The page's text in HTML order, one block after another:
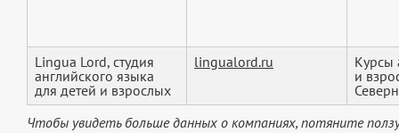
Lingua Lord, студия
английского языка
для детей и взрослых
lingualord.ru
Курсы
и
Чтобы увидеть больше данных о компаниях, потяните